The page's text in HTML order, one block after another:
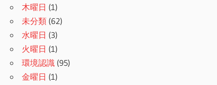
木曜日 (1)
未分類 (62)
水曜日 (3)
火曜日 (1)
環境認識 (95)
金曜日 (1)